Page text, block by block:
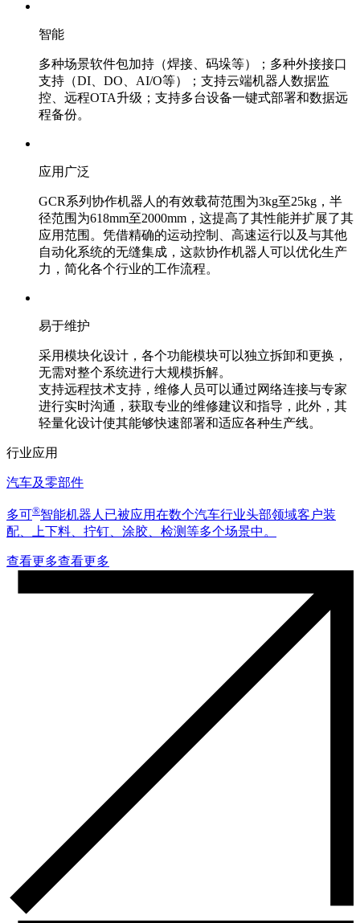
智能
多种场景软件包加持（焊接、码垛等）；多种外接接口
支持（DI、DO、AI/O等）；支持云端机器人数据监
控、远程OTA升级；支持多台设备一键式部署和数据远
程备份。
应用广泛
GCR系列协作机器人的有效载荷范围为3kg至25kg，半
径范围为618mm至2000mm，这提高了其性能并扩展了其
应用范围。凭借精确的运动控制、高速运行以及与其他
自动化系统的无缝集成，这款协作机器人可以优化生产
力，简化各个行业的工作流程。
易于维护
采用模块化设计，各个功能模块可以独立拆卸和更换，
无需对整个系统进行大规模拆解。
支持远程技术支持，维修人员可以通过网络连接与专家
进行实时沟通，获取专业的维修建议和指导，此外，其
轻量化设计使其能够快速部署和适应各种生产线。
行业应用
汽车及零部件
多可®智能机器人已被应用在数个汽车行业头部领域客户装
配、上下料、拧钉、涂胶、检测等多个场景中。
查看更多查看更多